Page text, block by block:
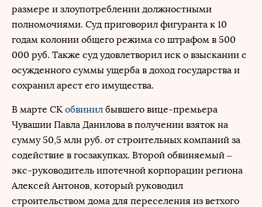
размере и злоупотреблении должностными
полномочиями. Суд приговорил фигуранта к 10
годам колонии общего режима со штрафом в 500
000 руб. Также суд удовлетворил иск о взыскании с
осужденного суммы ущерба в доход государства и
сохранил арест его имущества.
В марте СК обвинил бывшего вице-премьера
Чувашии Павла Данилова в получении взяток на
сумму 50,5 млн руб. от строительных компаний за
содействие в госзакупках. Второй обвиняемый –
экс-руководитель ипотечной корпорации региона
Алексей Антонов, который руководил
строительством дома для переселения из ветхого